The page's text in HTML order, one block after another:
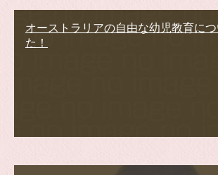
オーストラリアの自由な幼児教育に
た！